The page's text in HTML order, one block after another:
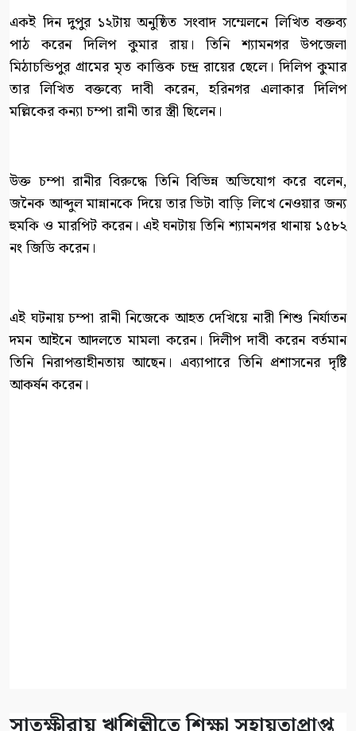
একই দিন দুপুর ১২টায় অনুষ্ঠিত সংবাদ সম্মেলনে লিখিত বক্তব্য
পাঠ করেন দিলিপ কুমার রায়। তিনি শ্যামনগর উপজেলা
মিঠাচন্ডিপুর গ্রামের মৃত কাত্তিক চন্দ্র রায়ের ছেলে। দিলিপ কুমার
তার লিখিত বক্তব্যে দাবী করেন, হরিনগর এলাকার দিলিপ
মল্লিকের কন্যা চম্পা রানী তার স্ত্রী ছিলেন।
উক্ত চম্পা রানীর বিরুদ্ধে তিনি বিভিন্ন অভিযোগ করে বলেন,
জনৈক আব্দুল মান্নানকে দিয়ে তার ভিটা বাড়ি লিখে নেওয়ার জন্য
হুমকি ও মারপিট করেন। এই ঘনটায় তিনি শ্যামনগর থানায় ১৫৮২
নং জিডি করেন।
এই ঘটনায় চম্পা রানী নিজেকে আহত দেখিয়ে নারী শিশু নির্যাতন
দমন আইনে আদলতে মামলা করেন। দিলীপ দাবী করেন বর্তমান
তিনি নিরাপত্তাহীনতায় আছেন। এব্যাপারে তিনি প্রশাসনের দৃষ্টি
আকর্ষন করেন।